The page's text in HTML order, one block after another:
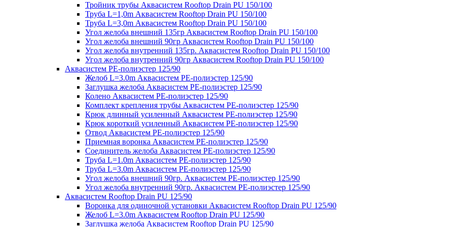
Тройник трубы Аквасистем Rooftop Drain PU 150/100
Труба L=1,0m Аквасистем Rooftop Drain PU 150/100
Труба L=3,0m Аквасистем Rooftop Drain PU 150/100
Угол желоба внешний 135гр Аквасистем Rooftop Drain PU 150/100
Угол желоба внешний 90гр Аквасистем Rooftop Drain PU 150/100
Угол желоба внутренний 135гр. Аквасистем Rooftop Drain PU 150/100
Угол желоба внутренний 90гр Аквасистем Rooftop Drain PU 150/100
Аквасистем PE-полиэстер 125/90
Желоб L=3.0m Аквасистем PE-полиэстер 125/90
Заглушка желоба Аквасистем PE-полиэстер 125/90
Колено Аквасистем PE-полиэстер 125/90
Комплект крепления трубы Аквасистем PE-полиэстер 125/90
Крюк длинный усиленный Аквасистем PE-полиэстер 125/90
Крюк короткий усиленный Аквасистем PE-полиэстер 125/90
Отвод Аквасистем РЕ-полиэстер 125/90
Приемная воронка Аквасистем PE-полиэстер 125/90
Соединитель желоба Аквасистем PE-полиэстер 125/90
Труба L=1.0m Аквасистем PE-полиэстер 125/90
Труба L=3.0m Аквасистем PE-полиэстер 125/90
Угол желоба внешний 90гр. Аквасистем PE-полиэстер 125/90
Угол желоба внутренний 90гр. Аквасистем PE-полиэстер 125/90
Аквасистем Rooftop Drain PU 125/90
Воронка для одиночной установки Аквасистем Rooftop Drain PU 125/90
Желоб L=3.0m Аквасистем Rooftop Drain PU 125/90
Заглушка желоба Аквасистем Rooftop Drain PU 125/90